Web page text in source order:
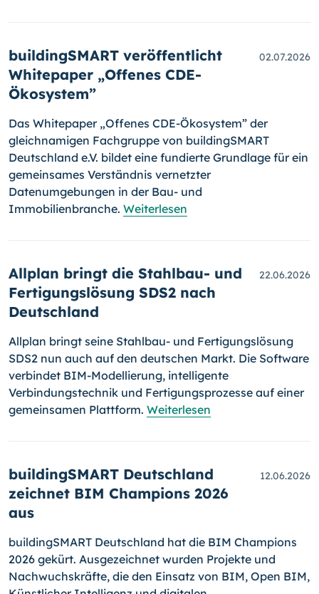
buildingSMART veröffentlicht
Whitepaper „Offenes CDE-
Ökosystem”
02.07.2026
Das Whitepaper „Offenes CDE-Ökosystem” der
gleichnamigen Fachgruppe von buildingSMART
Deutschland e.V. bildet eine fundierte Grundlage für ein
gemeinsames Verständnis vernetzter
Datenumgebungen in der Bau- und
Immobilienbranche. Weiterlesen
Allplan bringt die Stahlbau- und
Fertigungslösung SDS2 nach
Deutschland
22.06.2026
Allplan bringt seine Stahlbau- und Fertigungslösung
SDS2 nun auch auf den deutschen Markt. Die Software
verbindet BIM-Modellierung, intelligente
Verbindungstechnik und Fertigungsprozesse auf einer
gemeinsamen Plattform. Weiterlesen
buildingSMART Deutschland
zeichnet BIM Champions 2026
aus
12.06.2026
buildingSMART Deutschland hat die BIM Champions
2026 gekürt. Ausgezeichnet wurden Projekte und
Nachwuchskräfte, die den Einsatz von BIM, Open BIM,